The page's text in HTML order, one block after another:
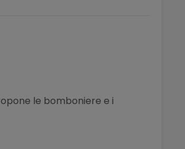
le bomboniere e i